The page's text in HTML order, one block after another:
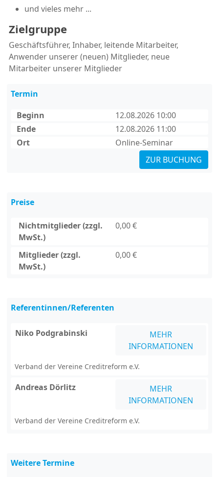
und vieles mehr ...
Zielgruppe
Geschäftsführer, Inhaber, leitende Mitarbeiter,
Anwender unserer (neuen) Mitglieder, neue
Mitarbeiter unserer Mitglieder
Termin
Beginn
12.08.2026 10:00
Ende
12.08.2026 11:00
Ort
Online-Seminar
ZUR BUCHUNG
Preise
Nichtmitglieder (zzgl.
MwSt.)
0,00 €
Mitglieder (zzgl.
MwSt.)
0,00 €
Referentinnen/Referenten
Niko Podgrabinski
MEHR
INFORMATIONEN
Verband der Vereine Creditreform e.V.
Andreas Dörlitz
MEHR
INFORMATIONEN
Verband der Vereine Creditreform e.V.
Weitere Termine